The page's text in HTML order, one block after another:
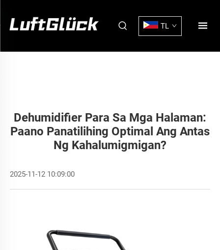
TL
Dehumidifier Para Sa Mga Halaman:
Paano Panatilihing Optimal Ang Antas
Ng Kahalumigmigan?
2025-11-12 10:09:00